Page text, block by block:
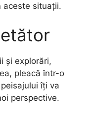
aceste situații.
și explorări,
pleacă într-o
îți va
perspective.